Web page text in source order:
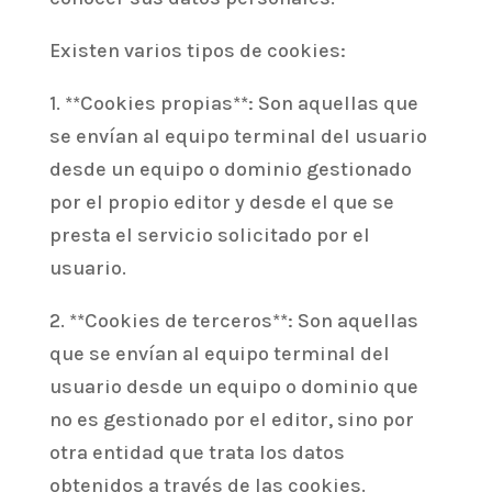
Existen varios tipos de cookies:
1. **Cookies propias**: Son aquellas que
se envían al equipo terminal del usuario
desde un equipo o dominio gestionado
por el propio editor y desde el que se
presta el servicio solicitado por el
usuario.
2. **Cookies de terceros**: Son aquellas
que se envían al equipo terminal del
usuario desde un equipo o dominio que
no es gestionado por el editor, sino por
otra entidad que trata los datos
obtenidos a través de las cookies.